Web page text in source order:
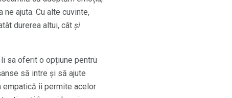
ajuta. Cu alte cuvinte,
durerea altui, cât și
sa oferit o opțiune pentru
să intre și să ajute
empatică îi permite acelor